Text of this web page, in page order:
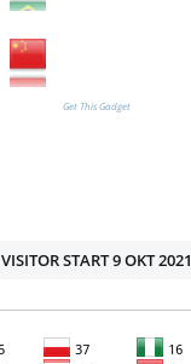
Get This Gadget
VISITOR START 9 OKT 2021